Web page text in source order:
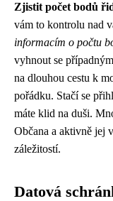
Zjistit počet bodů
vám to kontrolu nad
informacím o počtu
vyhnout se
na dlouhou cestu k
pořádku. Stačí se
máte klid na duši.
Občana a aktivně jej
záležitostí.
Datová